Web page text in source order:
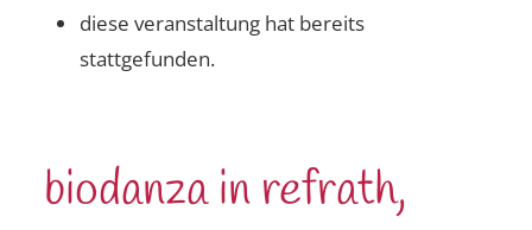
diese veranstaltung hat bereits
stattgefunden.
biodanza in refrath,